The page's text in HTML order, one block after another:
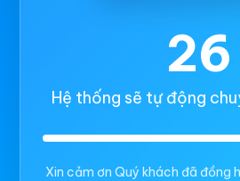
26
Hệ thống sẽ tự động
Xin cảm ơn Quý khách đã đồng